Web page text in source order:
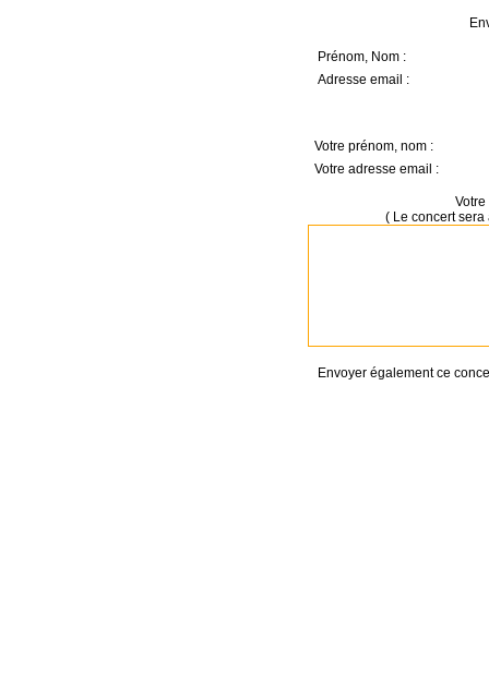
Prénom, Nom :
Adresse email :
Votre prénom, nom :
Votre adresse email :
( Le concert
Envoyer également ce